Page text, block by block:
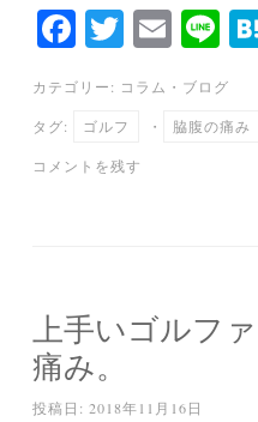
Fa
ce
bo
ok
T
tte
r
E
m
ail
Li
カテゴリー: コラム ・ ブログ
タグ: ゴルフ ・ 脇腹の痛み
コメントを残す
上手いゴルフ
痛み。
投稿日: 2018年11月16日